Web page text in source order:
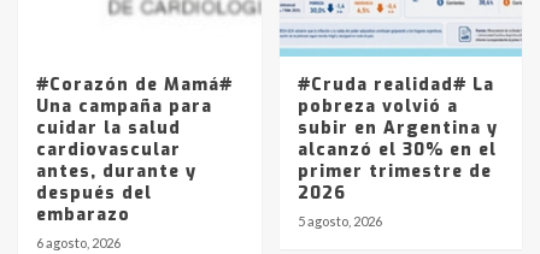
La Pampa, desde YPF hasta Axion
entre 857 a 1338 pesos
#Corazón de Mamá#
Una campaña para
cuidar la salud
cardiovascular
antes, durante y
después del
embarazo
6 agosto, 2026
#Cruda realidad# La
pobreza volvió a
subir en Argentina y
alcanzó el 30% en el
primer trimestre de
2026
5 agosto, 2026